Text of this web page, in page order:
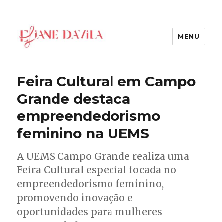
MENU
Feira Cultural em Campo
Grande destaca
empreendedorismo
feminino na UEMS
A UEMS Campo Grande realiza uma
Feira Cultural especial focada no
empreendedorismo feminino,
promovendo inovação e
oportunidades para mulheres